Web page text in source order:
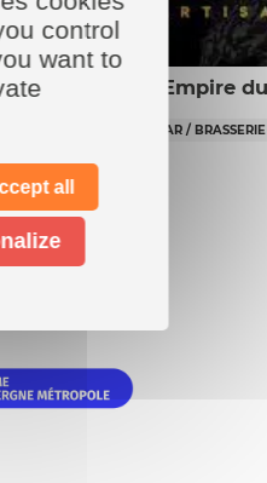
L’Empire
BAR / BRASSERIE
control
want to
all